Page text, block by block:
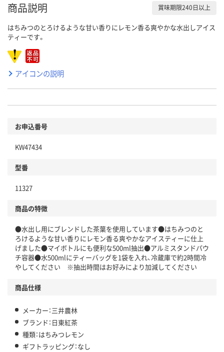
商品説明 賞味期限240日以上
はちみつのとろけるような甘い香りにレモン香る爽やかな水出しアイス
ティーです。
アイコンの説明
お申込番号
KW47434
型番
11327
商品の特徴
●水出し用にブレンドした茶葉を使用しています●はちみつのと
ろけるような甘い香りにレモン香る爽やかなアイスティーに仕上
げました●マイボトルにも便利な500ml抽出●アルミスタンドパウ
チ容器●水500mlにティーバッグを1袋を入れ、冷蔵庫で約2時間冷
やしてください ※抽出時間はお好みにより加減してください
商品仕様
メーカー：三井農林
ブランド：日東紅茶
種類：はちみつレモン
ギフトラッピング：なし